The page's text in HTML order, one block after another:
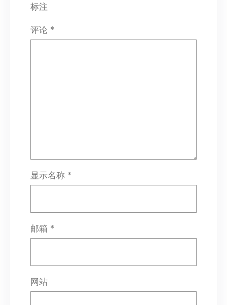
标注
评论 *
显示名称 *
邮箱 *
网站